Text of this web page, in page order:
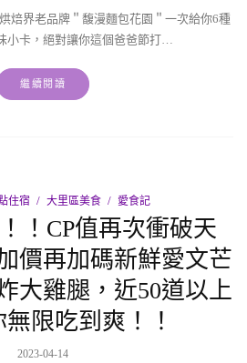
焙界老品牌＂馥漫麵包花園＂一次給你6種
小卡，絕對讓你這個爸爸節打…
繼續閱讀
住宿 大里區美食 愛食記
！CP值再次衝破天
價再加碼新鮮愛文芒
大雞腿，近50道以上
限吃到爽！！
2023-04-14